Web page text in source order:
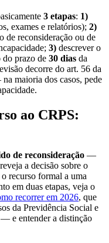
3 etapas: 1)
exames e relatórios); 2)
de reconsideração ou de
3) descrever o
do prazo de 30 dias da
decorre do art. 56 da
maioria dos casos, pede
ao CRPS:
de reconsideração —
reveja a decisão sobre o
recurso formal a uma
em duas etapas, veja o
recorrer em 2026, que
da Previdência Social e
e entender a distinção